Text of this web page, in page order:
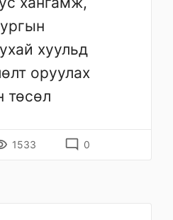
хуульд
оруулах
төсөл
1533 mode_comment 0